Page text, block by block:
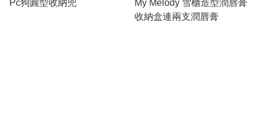
Pc狗圓型收納兜
My Melody 雪櫃造型潤唇膏
收納盒連兩支潤唇膏